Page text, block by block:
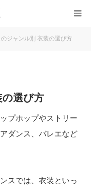
のジャンル別 衣装の選び方
選び方
プホップやストリー
ダンス、バレエなど
スでは、衣装といっ